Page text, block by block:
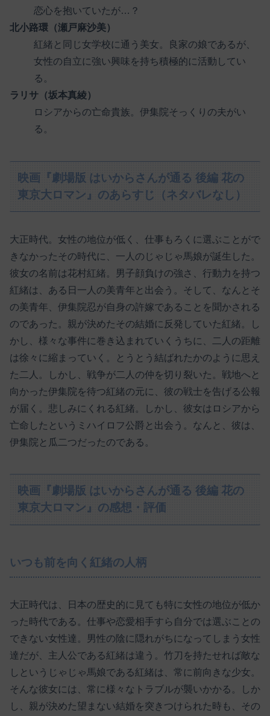
恋心を抱いていたが…？
北小路環（瀬戸麻沙美）
紅緒と同じ女学校に通う美女。良家の娘であるが、
女性の自立に強い興味を持ち積極的に活動してい
る。
ラリサ（坂本真綾）
ロシアからの亡命貴族。伊集院そっくりの夫がい
る。
映画『劇場版 はいからさんが通る 後編 花の
東京大ロマン』のあらすじ（ネタバレなし）
大正時代。女性の地位が低く、仕事もろくに選ぶことがで
きなかったその時代に、一人のじゃじゃ馬娘が誕生した。
彼女の名前は花村紅緒。男子顔負けの強さ、行動力を持つ
紅緒は、ある日一人の美青年と出会う。そして、なんとそ
の美青年、伊集院忍が自身の許嫁であることを聞かされる
のであった。親が決めたその結婚に反発していた紅緒。し
かし、様々な事件に巻き込まれていくうちに、二人の距離
は徐々に縮まっていく。とうとう結ばれたかのように思え
た二人。しかし、戦争が二人の仲を切り裂いた。戦地へと
向かった伊集院を待つ紅緒の元に、彼の戦士を告げる公報
が届く。悲しみにくれる紅緒。しかし、彼女はロシアから
亡命したというミハイロフ公爵と出会う。なんと、彼は、
伊集院と瓜二つだったのである。
映画『劇場版 はいからさんが通る 後編 花の
東京大ロマン』の感想・評価
いつも前を向く紅緒の人柄
大正時代は、日本の歴史的に見ても特に女性の地位が低か
った時代である。仕事や恋愛相手すら自分では選ぶことの
できない女性達。男性の陰に隠れがちになってしまう女性
達だが、主人公である紅緒は違う。竹刀を持たせれば敵な
しというじゃじゃ馬娘である紅緒は、常に前向きな少女。
そんな彼女には、常に様々なトラブルが襲いかかる。しか
し、親が決めた望まない結婚を突きつけられた時も、その